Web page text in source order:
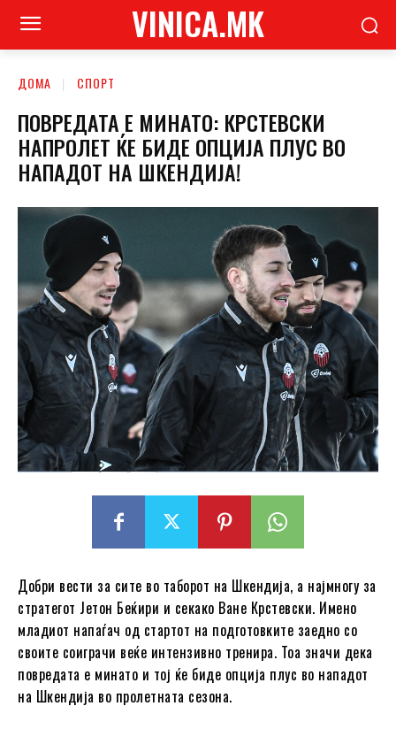
VINICA.MK
ДОМА СПОРТ
ПОВРЕДАТА Е МИНАТО: КРСТЕВСКИ
НАПРОЛЕТ ЌЕ БИДЕ ОПЦИЈА ПЛУС ВО
НАПАДОТ НА ШКЕНДИЈА!
Добри вести за сите во таборот на Шкендија, а најмногу за
стратегот Јетон Беќири и секако Ване Крстевски. Имено
младиот напаѓач од стартот на подготовките заедно со
своите соиграчи веќе интензивно тренира. Тоа значи дека
повредата е минато и тој ќе биде опција плус во нападот
на Шкендија во пролетната сезона.